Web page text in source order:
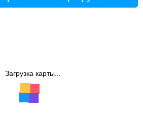
Загрузка карты...